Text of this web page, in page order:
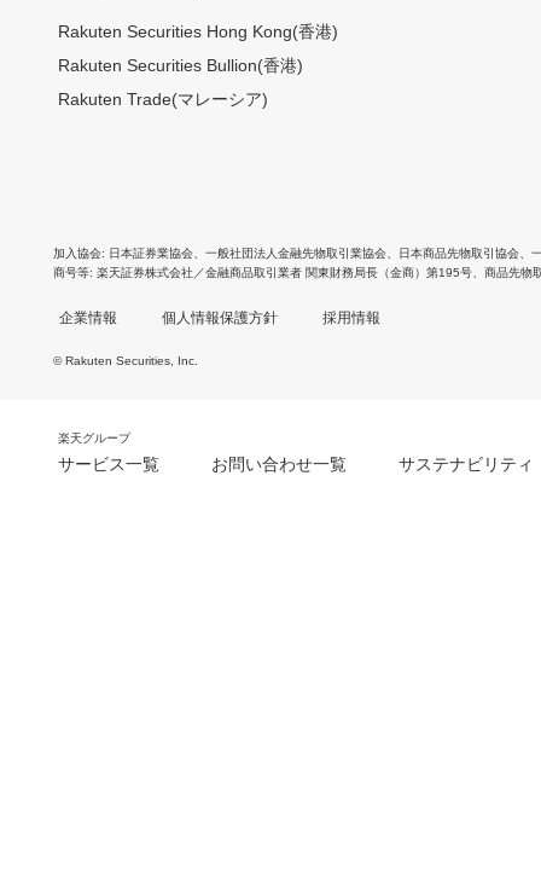
Rakuten Securities Hong Kong(香港)
Rakuten Securities Bullion(香港)
Rakuten Trade(マレーシア)
加入協会 日本証券業協会 一般社団法人金融先物取引業協会 日本商品先物取引協会
商号等 楽天証券株式会社／金融商品取引業者 関東財務局長（金商）第195号、商品先物
企業情報 個人情報保護方針 採用情報
© Rakuten Securities, Inc.
楽天グループ
サービス一覧 お問い合わせ一覧 サステナビリティ